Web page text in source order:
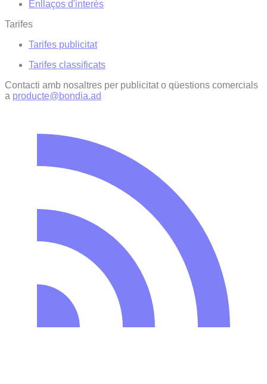
Enllaços d'interés
Tarifes
Tarifes publicitat
Tarifes classificats
Contacti amb nosaltres per publicitat o qüestions comercials
a producte@bondia.ad